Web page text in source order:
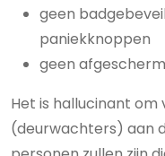
geen
paniekknoppen
geen
Het is hallucinant
(deurwachters) aan